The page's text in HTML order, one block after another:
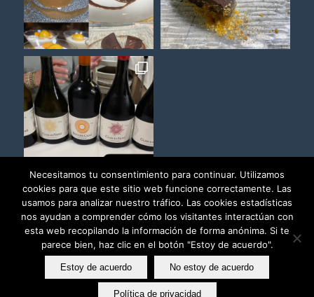
Load More Follow on Instagram
Necesitamos tu consentimiento para continuar. Utilizamos
cookies para que este sitio web funcione correctamente. Las
usamos para analizar nuestro tráfico. Las cookies estadísticas
nos ayudan a comprender cómo los visitantes interactúan con
esta web recopilando la información de forma anónima. Si te
parece bien, haz clic en el botón "Estoy de acuerdo".
Estoy de acuerdo No estoy de acuerdo
Política de privacidad